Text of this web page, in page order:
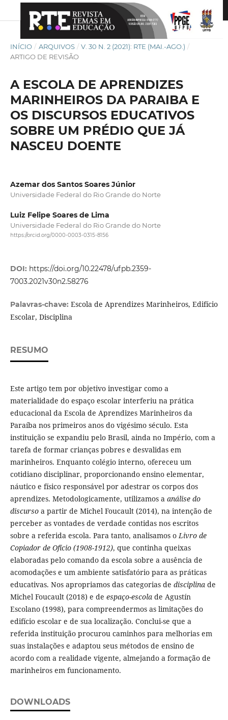
INÍCIO / ARQUIVOS / V. 30 N. 2 (2021): RTE (MAI.-AGO.) /
ARTIGO DE REVISÃO
A ESCOLA DE APRENDIZES
MARINHEIROS DA PARAIBA E
OS DISCURSOS EDUCATIVOS
SOBRE UM PRÉDIO QUE JÁ
NASCEU DOENTE
Azemar dos Santos Soares Júnior
Universidade Federal do Rio Grande do Norte
Luiz Felipe Soares de Lima
Universidade Federal do Rio Grande do Norte
https://orcid.org/0000-0003-0315-8156
DOI: https://doi.org/10.22478/ufpb.2359-
7003.2021v30n2.58276
Palavras-chave: Escola de Aprendizes Marinheiros, Edifício
Escolar, Disciplina
RESUMO
Este artigo tem por objetivo investigar como a
materialidade do espaço escolar interferiu na prática
educacional da Escola de Aprendizes Marinheiros da
Paraíba nos primeiros anos do vigésimo século. Esta
instituição se expandiu pelo Brasil, ainda no Império, com a
tarefa de formar crianças pobres e desvalidas em
marinheiros. Enquanto colégio interno, ofereceu um
cotidiano disciplinar, proporcionando ensino elementar,
náutico e físico responsável por adestrar os corpos dos
aprendizes. Metodologicamente, utilizamos a análise do
discursoa partir de Michel Foucault (2014), na intenção de
perceber as vontades de verdade contidas nos escritos
sobre a referida escola. Para tanto, analisamos oLivro de
Copiador de Ofício (1908-1912), que continha queixas
elaboradas pelo comando da escola sobre a ausência de
acomodações e um ambiente satisfatório para as práticas
educativas. Nos apropriamos das categorias de disciplinade
Michel Foucault (2018) e de espaço-escolade Agustín
Escolano (1998), para compreendermos as limitações do
edifício escolar e de sua localização. Conclui-se que a
referida instituição procurou caminhos para melhorias em
suas instalações e adaptou seus métodos de ensino de
acordo com a realidade vigente, almejando a formação de
marinheiros em funcionamento.
DOWNLOADS